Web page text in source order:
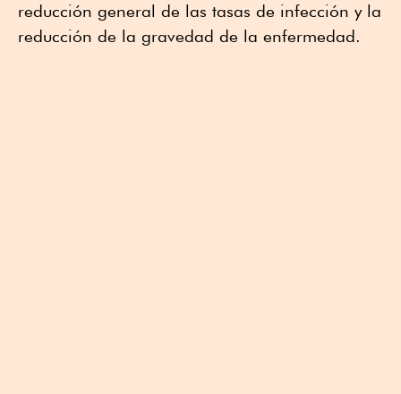
reducción general de las tasas de infección y la
reducción de la gravedad de la enfermedad.